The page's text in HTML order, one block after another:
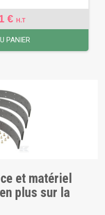
€ H.T
PANIER
et matériel
plus sur la